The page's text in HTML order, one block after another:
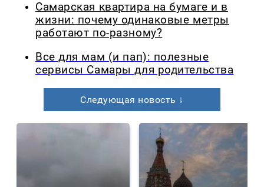
Самарская квартира на бумаге и в
жизни: почему одинаковые метры
работают по-разному?
Все для мам (и пап): полезные
сервисы Самары для родительства
Следующая новость ↓